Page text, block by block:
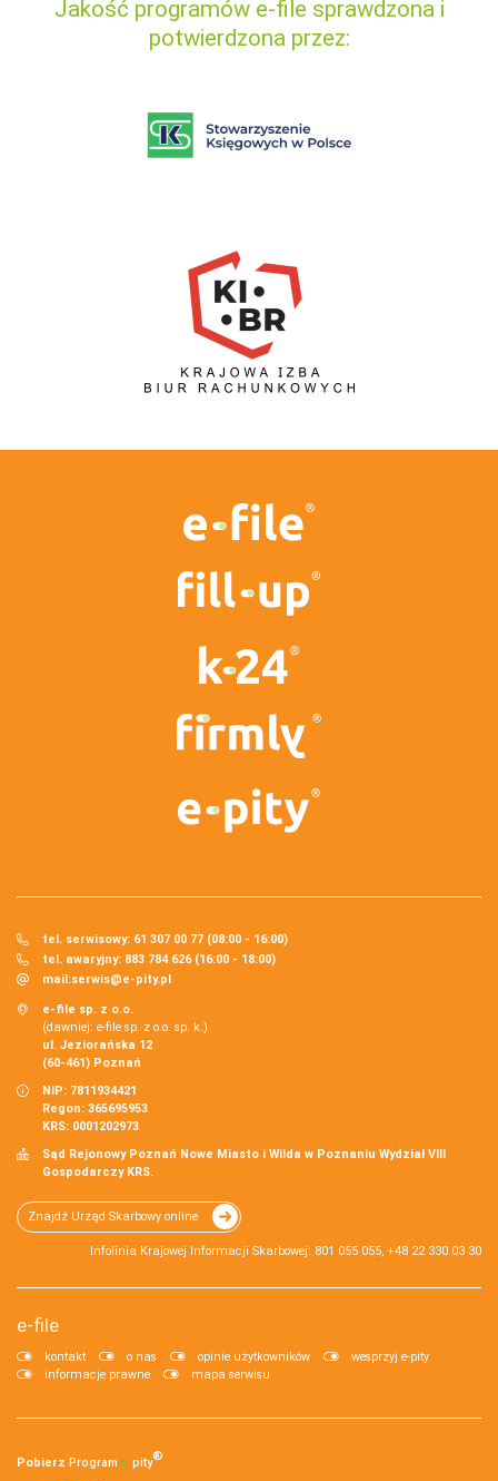
Jakość programów e-file sprawdzona i
potwierdzona przez:
tel. serwisowy: 61 307 00 77 (08:00 - 16:00)
tel. awaryjny: 883 784 626 (16:00 - 18:00)
mail:serwis@e-pity.pl
e-file sp. z o.o.
(dawniej: e-file sp. z o.o. sp. k.)
ul. Jeziorańska 12
(60-461) Poznań
NIP: 7811934421
Regon: 365695953
KRS: 0001202973
Sąd Rejonowy Poznań Nowe Miasto i Wilda w Poznaniu Wydział VIII
Gospodarczy KRS.
Znajdź Urząd Skarbowy online
Infolinia Krajowej Informacji Skarbowej: 801 055 055, +48 22 330 03 30
e-file
kontakt o nas opinie użytkowników
wesprzyj e-pity
informacje prawne
mapa serwisu
Pobierz Program e‑pity®